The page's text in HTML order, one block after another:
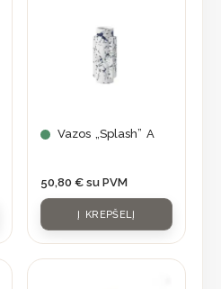
Vazos „Splash” A
50,80 € su PVM
Į KREPŠELĮ